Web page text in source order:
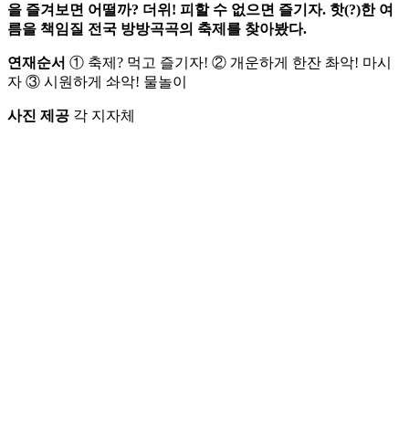
을 즐겨보면 어떨까? 더위! 피할 수 없으면 즐기자. 핫(?)한 여
름을 책임질 전국 방방곡곡의 축제를 찾아봤다.
연재순서 ① 축제? 먹고 즐기자! ② 개운하게 한잔 촤악! 마시
자 ③ 시원하게 솨악! 물놀이
사진 제공 각 지자체